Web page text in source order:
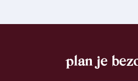
plan je